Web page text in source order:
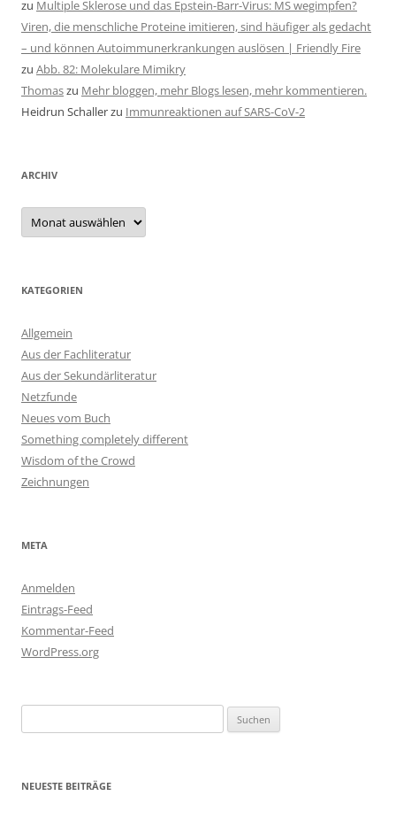
zu Multiple Sklerose und das Epstein-Barr-Virus: MS wegimpfen?
Viren, die menschliche Proteine imitieren, sind häufiger als gedacht
– und können Autoimmunerkrankungen auslösen | Friendly Fire
zu Abb. 82: Molekulare Mimikry
Thomaszu Mehr bloggen, mehr Blogs lesen, mehr kommentieren.
Heidrun Schallerzu Immunreaktionen auf SARS-CoV-2
ARCHIV
Archiv
KATEGORIEN
Allgemein
Aus der Fachliteratur
Aus der Sekundärliteratur
Netzfunde
Neues vom Buch
Something completely different
Wisdom of the Crowd
Zeichnungen
META
Anmelden
Eintrags-Feed
Kommentar-Feed
WordPress.org
nach:
NEUESTE BEITRÄGE